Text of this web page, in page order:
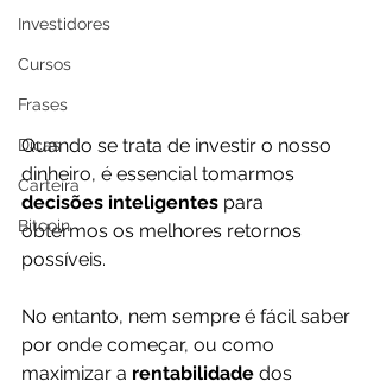
Investidores
Cursos
Frases
Dicas
Carteira
Bitcoin
Quando se trata de investir o nosso
dinheiro, é essencial tomarmos
decisões inteligentes para
obtermos os melhores retornos
possíveis.
No entanto, nem sempre é fácil saber
por onde começar, ou como
maximizar a rentabilidade dos